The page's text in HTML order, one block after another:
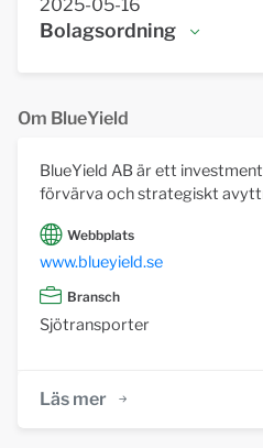
2025-05-16
Bolagsordning
§ 1 Företagsnamn
Bolagets företagsnamn är
är publikt (publ).
§ 2 Styrelsens säte
Styrelsen har sitt säte i
§ 3 Verksamhet
Om BlueYield
BlueYield AB är ett
förvärva och strategiskt
Webbplats
www.blueyield.se
Bransch
Sjötransporter
Läs mer